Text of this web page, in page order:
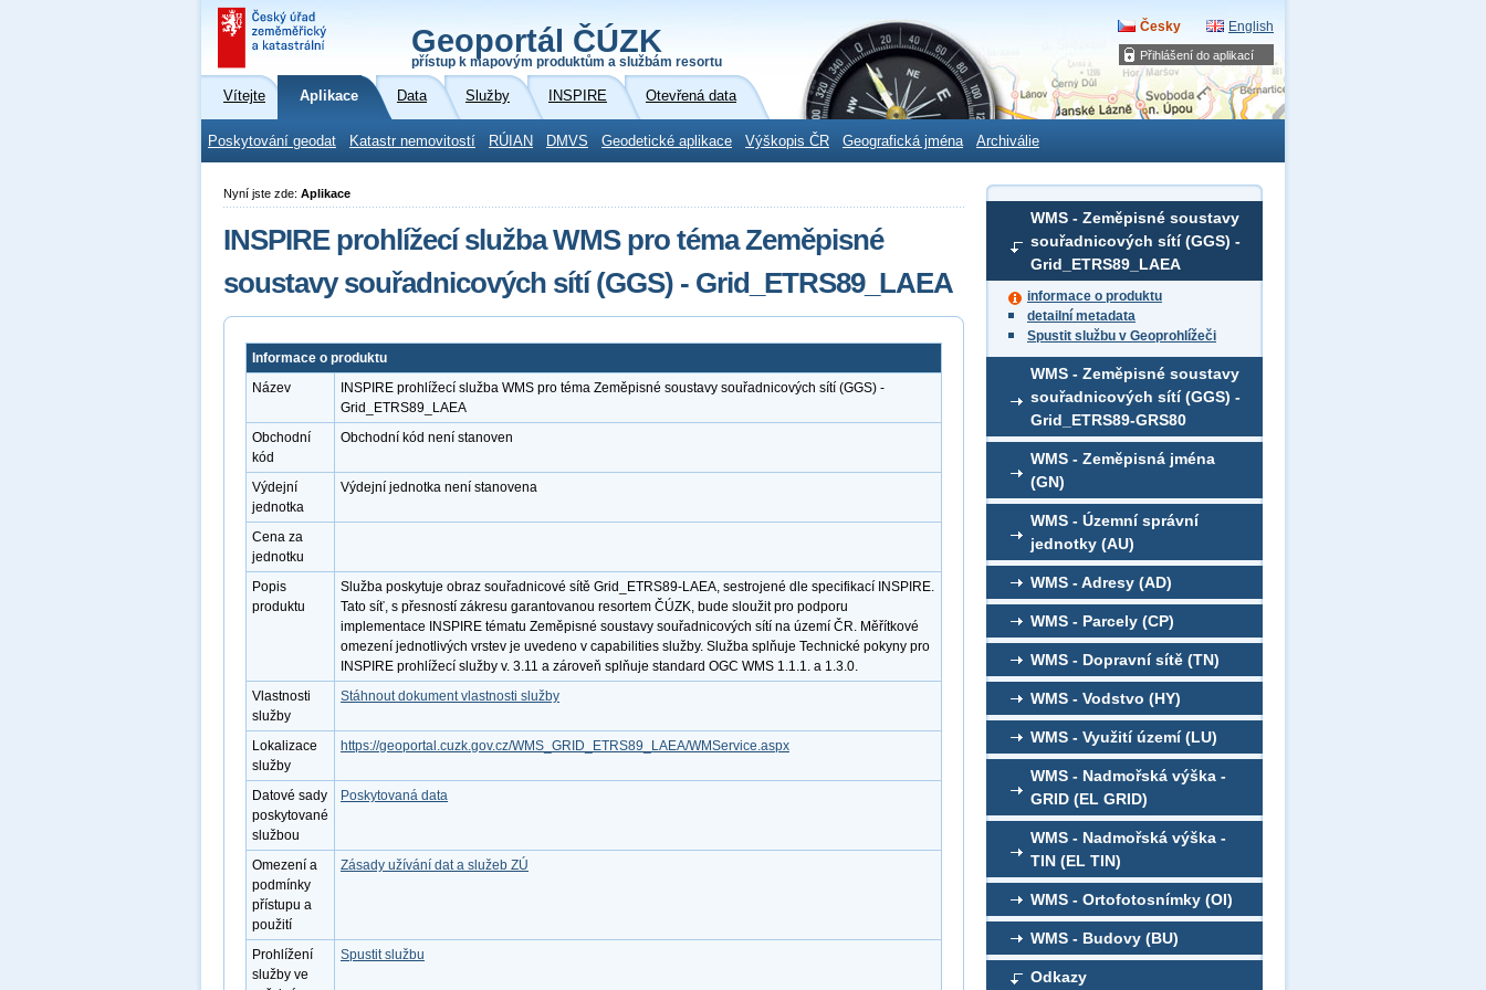
Přihlášení do aplikací
Geoportál ČÚZK
přístup k mapovým produktům a službám resortu
Česky English
Vítejte Aplikace Data Služby INSPIRE Otevřená data
Poskytování geodat Katastr nemovitostí RÚIAN DMVS Geodetické aplikace Výškopis ČR Geografická jména Archiválie
WMS - Zeměpisné soustavy
souřadnicových sítí (GGS) -
Grid_ETRS89_LAEA
informace o produktu
detailní metadata
Spustit službu v Geoprohlížeči
WMS - Zeměpisné soustavy
souřadnicových sítí (GGS) -
Grid_ETRS89-GRS80
WMS - Zeměpisná jména
(GN)
WMS - Územní správní
jednotky (AU)
WMS - Adresy (AD)
WMS - Parcely (CP)
WMS - Dopravní sítě (TN)
WMS - Vodstvo (HY)
WMS - Využití území (LU)
WMS - Nadmořská výška -
GRID (EL GRID)
WMS - Nadmořská výška -
TIN (EL TIN)
WMS - Ortofotosnímky (OI)
WMS - Budovy (BU)
Odkazy
Nyní jste zde: Aplikace
INSPIRE prohlížecí služba WMS pro téma Zeměpisné
soustavy souřadnicových sítí (GGS) - Grid_ETRS89_LAEA
Informace o produktu
Název
INSPIRE prohlížecí služba WMS pro téma Zeměpisné soustavy souřadnicových sítí (GGS) -
Grid_ETRS89_LAEA
Obchodní
kód
Obchodní kód není stanoven
Výdejní
jednotka
Výdejní jednotka není stanovena
Cena za
jednotku
Popis
produktu
Služba poskytuje obraz souřadnicové sítě Grid_ETRS89-LAEA, sestrojené dle specifikací INSPIRE.
Tato síť, s přesností zákresu garantovanou resortem ČÚZK, bude sloužit pro podporu
implementace INSPIRE tématu Zeměpisné soustavy souřadnicových sítí na území ČR. Měřítkové
omezení jednotlivých vrstev je uvedeno v capabilities služby. Služba splňuje Technické pokyny pro
INSPIRE prohlížecí služby v. 3.11 a zároveň splňuje standard OGC WMS 1.1.1. a 1.3.0.
Vlastnosti
služby
Stáhnout dokument vlastnosti služby
Lokalizace
služby
https://geoportal.cuzk.gov.cz/WMS_GRID_ETRS89_LAEA/WMService.aspx
Datové sady
poskytované
službou
Poskytovaná data
Omezení a
podmínky
přístupu a
použití
Zásady užívání dat a služeb ZÚ
Prohlížení
služby ve
Spustit službu